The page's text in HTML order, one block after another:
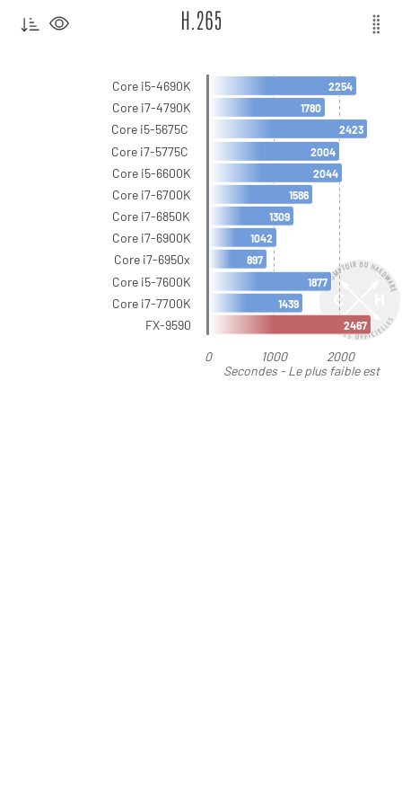
Secondes - Le plus faible est
H.265
0 1000 2000
Core i5-4690K
Core i7-4790K
Core i5-5675C
Core i7-5775C
Core i5-6600K
Core i7-6700K
Core i7-6850K
Core i7-6900K
Core i7-6950x
Core i5-7600K
Core i7-7700K
FX-9590
2254
1780
2423
2004
2044
1586
1309
1042
897
1877
1439
2467